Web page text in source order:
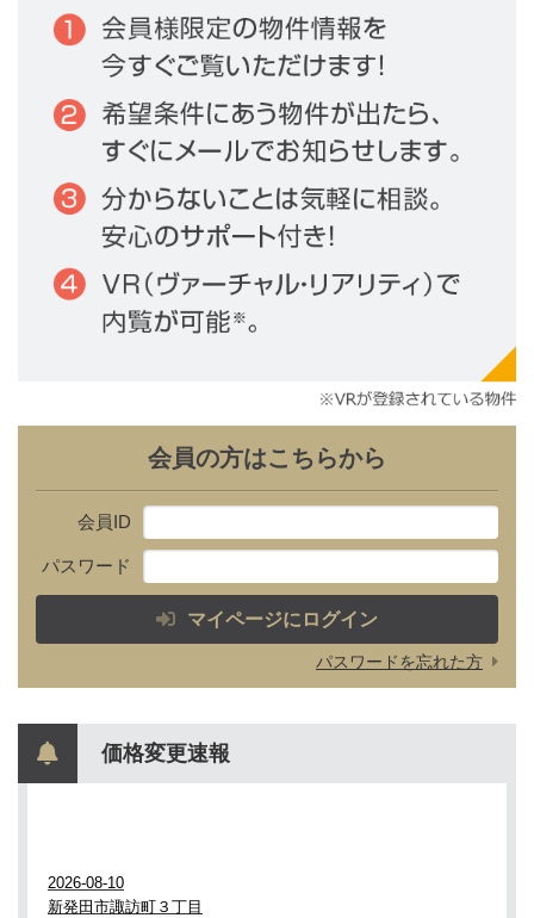
会員の方はこちらから
会員ID
パスワード
マイページにログイン
パスワードを忘れた方
価格変更速報